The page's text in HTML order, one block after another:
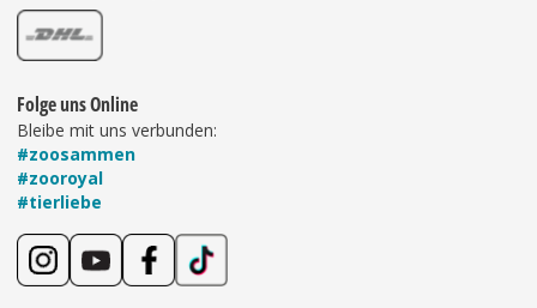
Folge uns Online
Bleibe mit uns verbunden:
#zoosammen
#zooroyal
#tierliebe